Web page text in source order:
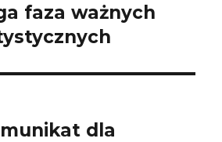
faza ważnych
dla